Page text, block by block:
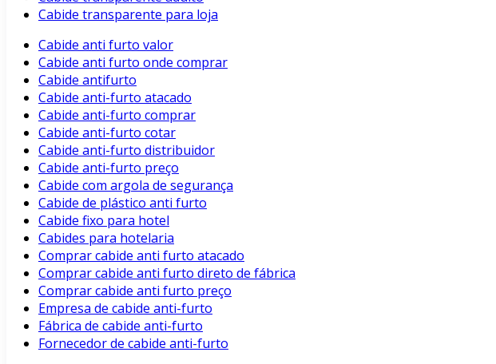
Cabide transparente para loja
Cabide anti furto valor
Cabide anti furto onde comprar
Cabide antifurto
Cabide anti-furto atacado
Cabide anti-furto comprar
Cabide anti-furto cotar
Cabide anti-furto distribuidor
Cabide anti-furto preço
Cabide com argola de segurança
Cabide de plástico anti furto
Cabide fixo para hotel
Cabides para hotelaria
Comprar cabide anti furto atacado
Comprar cabide anti furto direto de fábrica
Comprar cabide anti furto preço
Empresa de cabide anti-furto
Fábrica de cabide anti-furto
Fornecedor de cabide anti-furto